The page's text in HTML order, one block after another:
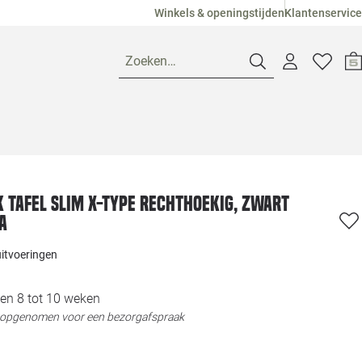
Winkels & openingstijdenKlantenservice
Zoeken…
Veelgestelde vragen
Loods 5
tafel Slim X-type Rechthoekig, zwart
8 tot 10 weken
voor een bezorgafspraak